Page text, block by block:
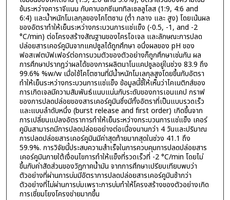
ข้นระหว่างคาราจีแนน กับคาบอกซีเมททิลเซลลูโลส (1:9, 4:6 and
6:4) และน้ำหนักโมเลกุลของไคโตซาน (ต่ำ กลาง และ สูง) โดยเน้นผล
ของอัตราทำให้เย็นระหว่างกระบวนการแช่แข็ง (-0.5, -1, and -2
°C/min) ต่อโครงสร้างสัณฐานของไครโอเจล และลักษณะการปลด
ปล่อยสารเคอร์คูมินจากแคปซูลได้ถูกศึกษา อนึ่งผลของ pH ของ
ฟอสเฟตบัฟเฟอร์ต่อการบวมตัวของตัวอย่างก็ถูกศึกษาเช่นกัน ผล
การศึกษาปรากฎว่าผลได้ของการผลิตนาโนแคปซูลอยู่ในช่วง 83.9 ถึง
99.6% %w/w เมื่อใช้ไคโตซานที่มีน้ำหนักโมเลกุลสูงโดยขึ้นกับอัตรา
ทำให้เย็นระหว่างกระบวนการแช่แข็ง ข้อมูลนี้ชี้ให้เห็นว่าไคเนติกส์ของ
การเกิดเจลมีความสัมพันธ์แนบแน่นกับระดับของการเอนแคป กราฟ
ของการปลดปล่อยของสารเคอร์คูมินซึ่งมีทั้งอัตราที่เป็นแบบรวดเร็ว
และแบบลำดับหนึ่ง (burst release and first order) เกิดขึ้นจาก
การเปลี่ยนแปลงอัตราการทำให้เย็นระหว่างกระบวนการแช่แข็ง เคอร์
คูมินสามารถมีการปลดปล่อยอย่างต่อเนื่องนานกว่า 4 วันและปริมาณ
การปลดปล่อยสารเคอร์คูมินมีค่าสุดท้ายมากสุดในช่วง 41.1 ถึง
59.9%. การวิจัยนี้ประสบความสำเร็จในการควบคุมการปลดปล่อยสาร
เคอร์คูมินภายใต้เงื่อนไขการทำให้แข็งที่รวดเร็วที่ -2 °C/min โดยไม่
ขึ้นกับค่าสัดส่วนของวัฎภาคน้ำมัน จากการศึกษาเปรียบเทียบพบว่า
ตัวอย่างที่ผ่านการบ่มมีอัตราการปลดปล่อยสารเคอร์คูมินช้ากว่า
ตัวอย่างที่ไม่ผ่านการบ่มเพราะการบ่มทำให้โครงสร้างของตัวอย่างเกิด
การเชี่ยมโยงโครงข่ายมากขึ้น